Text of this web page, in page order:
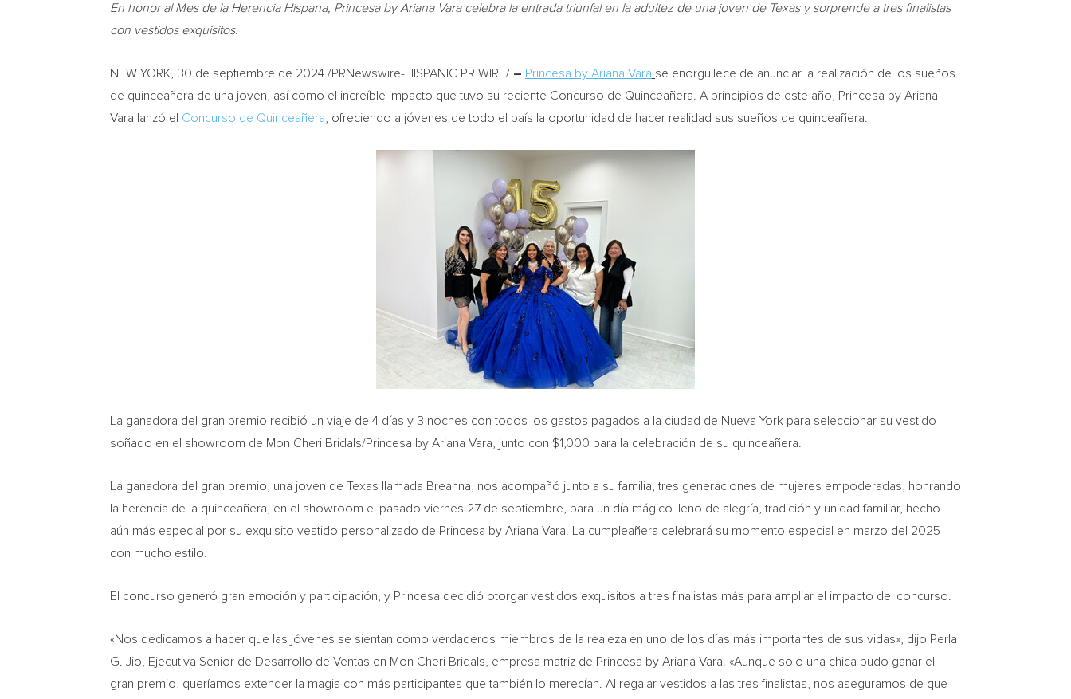
En honor al Mes de la Herencia Hispana, Princesa byAriana Varacelebra la entrada triunfal en la adultez de una joven de Texasy sorprende a tres finalistas
con vestidos exquisitos.
NEW YORK 30 de septiembre de 2024 /PRNewswire-HISPANIC PR WIRE/ – Princesa by Ariana Vara se enorgullece de anunciar la realización de los sueños
de quinceañera de una joven, así como el increíble impacto que tuvo su reciente Concurso de Quinceañera. A principios de este año, Princesa by Ariana
Vara lanzó el Concurso de Quinceañera , ofreciendo a jóvenes de todo el país la oportunidad de hacer realidad sus sueños de quinceañera.
La ganadora del gran premio recibió un viaje de 4 días y 3 noches con todos los gastos pagados a la ciudad de Nueva York para seleccionar su vestido
soñado en el showroom de Mon Cheri Bridals/Princesa by Ariana Vara , junto con $1,000 para la celebración de su quinceañera.
La ganadora del gran premio, una joven de Texas llamada Breanna, nos acompañó junto a su familia, tres generaciones de mujeres empoderadas, honrando
la herencia de la quinceañera, en el showroom el pasado viernes 27 de septiembre, para un día mágico lleno de alegría, tradición y unidad familiar, hecho
aún más especial por su exquisito vestido personalizado de Princesa by Ariana Vara . La cumpleañera celebrará su momento especial en marzo del 2025
con mucho estilo.
El concurso generó gran emoción y participación, y Princesa decidió otorgar vestidos exquisitos a tres finalistas más para ampliar el impacto del concurso.
«Nos dedicamos a hacer que las jóvenes se sientan como verdaderos miembros de la realeza en uno de los días más importantes de sus vidas», dijo Perla
G. Jio , Ejecutiva Senior de Desarrollo de Ventas en Mon Cheri Bridals, empresa matriz de Princesa by Ariana Vara . «Aunque solo una chica pudo ganar el
gran premio, queríamos extender la magia con más participantes que también lo merecían. Al regalar vestidos a las tres finalistas, nos aseguramos de que